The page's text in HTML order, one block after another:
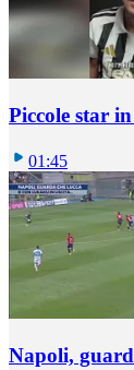
Piccole star
01:45
Napoli,